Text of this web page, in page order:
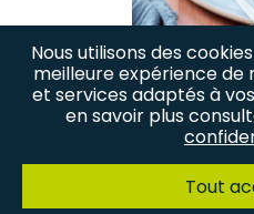
Salade
aux
Nous utilisons des
meilleure expérience de
et services adaptés à
en savoir plus
Tout